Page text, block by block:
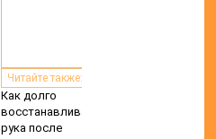
Читайте также:
Как долго
восстанавливается
рука после